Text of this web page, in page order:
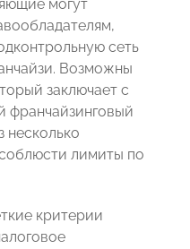
могут
сеть
Возможны
заключает с
франчайзинговый
несколько
лимиты по
критерии